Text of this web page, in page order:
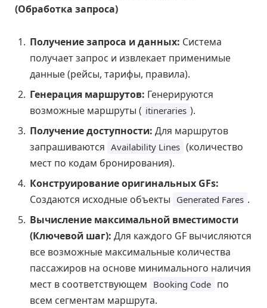
(Обработка запроса)
Получение запроса и данных: Система
получает запрос и извлекает применимые
данные (рейсы, тарифы, правила).
Генерация маршрутов: Генерируются
возможные маршруты ( itineraries ).
Получение доступности: Для маршрутов
запрашиваются Availability Lines (количество
мест по кодам бронирования).
Конструирование оригинальных GFs:
Создаются исходные объекты Generated Fares .
Вычисление максимальной вместимости
(Ключевой шаг): Для каждого GF вычисляются
все возможные максимальные количества
пассажиров на основе минимального наличия
мест в соответствующем Booking Code по
всем сегментам маршрута.